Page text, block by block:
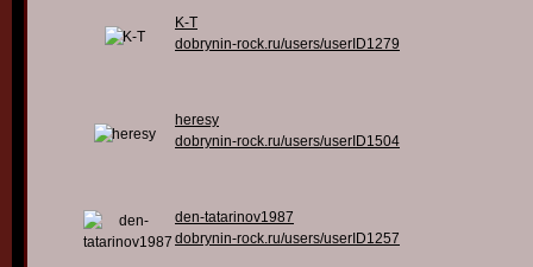
K-T
dobrynin-rock.ru/users/userID1279
heresy
dobrynin-rock.ru/users/userID1504
den-tatarinov1987
dobrynin-rock.ru/users/userID1257